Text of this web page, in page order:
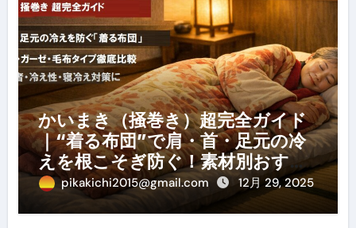
かいまき（掻巻き）超完全ガイド
｜“着る布団”で肩・首・足元の冷
えを根こそぎ防ぐ！素材別おすす
め・選び方・洗い方・Q&Aまで
pikakichi2015@gmail.com 12月 29, 2025